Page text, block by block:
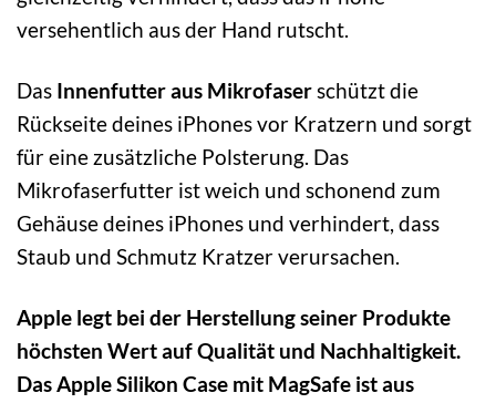
versehentlich aus der Hand rutscht.
Das Innenfutter aus Mikrofaserschützt die
Rückseite deines iPhones vor Kratzern und sorgt
für eine zusätzliche Polsterung. Das
Mikrofaserfutter ist weich und schonend zum
Gehäuse deines iPhones und verhindert, dass
Staub und Schmutz Kratzer verursachen.
Apple legt bei der Herstellung seiner Produkte
höchsten Wert auf Qualität und Nachhaltigkeit.
Das Apple Silikon Case mit MagSafe ist aus